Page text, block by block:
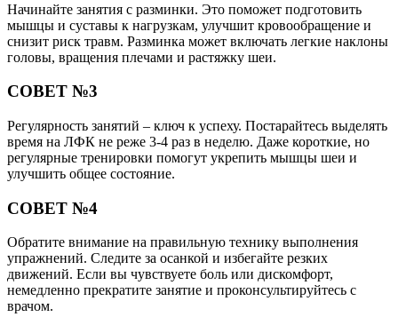
Начинайте занятия с разминки. Это поможет подготовить
мышцы и суставы к нагрузкам, улучшит кровообращение и
снизит риск травм. Разминка может включать легкие наклоны
головы, вращения плечами и растяжку шеи.
СОВЕТ №3
Регулярность занятий – ключ к успеху. Постарайтесь выделять
время на ЛФК не реже 3-4 раз в неделю. Даже короткие, но
регулярные тренировки помогут укрепить мышцы шеи и
улучшить общее состояние.
СОВЕТ №4
Обратите внимание на правильную технику выполнения
упражнений. Следите за осанкой и избегайте резких
движений. Если вы чувствуете боль или дискомфорт,
немедленно прекратите занятие и проконсультируйтесь с
врачом.